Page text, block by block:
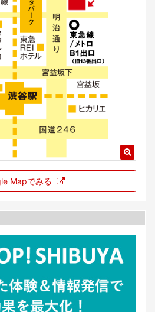
Mapでみる